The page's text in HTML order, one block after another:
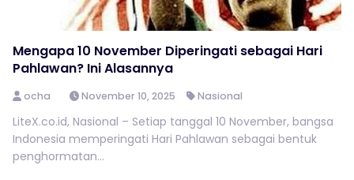
Mengapa 10 November Diperingati sebagai Hari
Pahlawan? Ini Alasannya
ocha November 10, 2025 Nasional
LiteX.co.id, Nasional – Setiap tanggal 10 November, bangsa
Indonesia memperingati Hari Pahlawan sebagai bentuk
penghormatan...